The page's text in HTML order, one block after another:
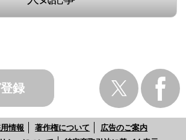
録
情報 著作権について
広告のご案内